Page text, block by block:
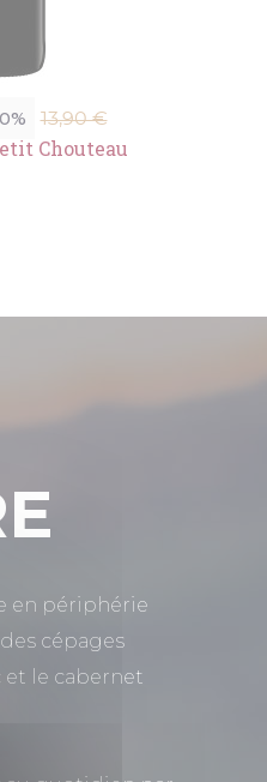
Prix
de
base
13,90 €
Chouteau
en périphérie
cépages
le cabernet